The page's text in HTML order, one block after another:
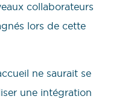
collaborateurs
lors de cette
ne saurait se
une intégration